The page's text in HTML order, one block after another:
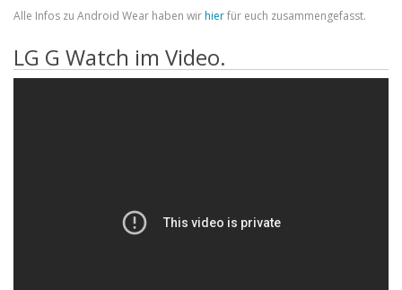
Alle Infos zu Android Wear haben wirhierfür euch zusammengefasst.
LG G Watch im Video.